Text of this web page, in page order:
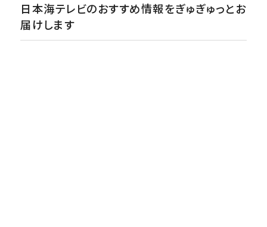
日本海テレビのおすすめ情報をぎゅぎゅっとお
届けします